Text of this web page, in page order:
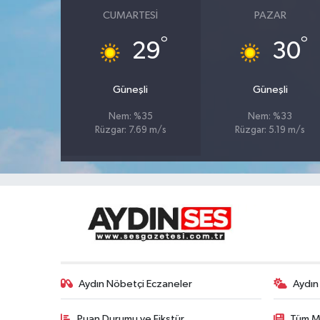
CUMARTESI
29°
Güneşli
Nem: %35
Rüzgar: 7.69 m/s
PAZAR
30°
Güneşli
Nem: %33
Rüzgar: 5.19 m/s
Aydın Nöbetçi Eczaneler